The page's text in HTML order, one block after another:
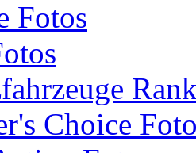
Fotos
Choice